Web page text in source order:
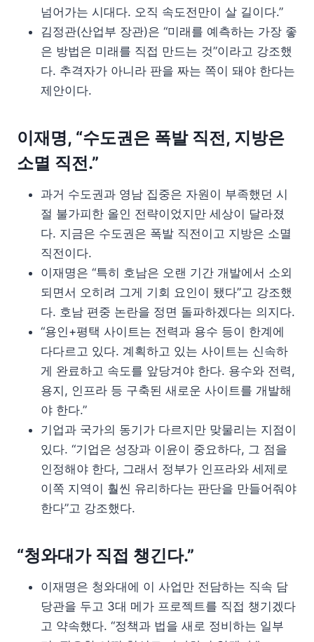
넘어가는 시대다. 오직 속도전만이 살 길이다.”
김정관(산업부 장관)은 “미래를 예측하는 가장 좋
은 방법은 미래를 직접 만드는 것”이라고 강조했
다. 추격자가 아니라 판을 짜는 쪽이 돼야 한다는
제안이다.
이재명, “수도권은 폭발 직전, 지방은
소멸 직전.”
과거 수도권과 영남 집중은 자원이 부족했던 시
절 불가피한 올인 전략이었지만 세상이 달라졌
다. 지금은 수도권은 폭발 직전이고 지방은 소멸
직전이다.
이재명은 “특히 호남은 오랜 기간 개발에서 소외
되면서 오히려 그게 기회 요인이 됐다”고 강조했
다. 호남 편중 논란을 정면 돌파하겠다는 의지다.
“용인+평택 사이트는 전력과 용수 등이 한계에
다다르고 있다. 계획하고 있는 사이트는 신속하
게 완료하고 속도를 앞당겨야 한다. 용수와 전력,
용지, 인프라 등 구축된 새로운 사이트를 개발해
야 한다.”
기업과 국가의 동기가 다르지만 맞물리는 지점이
있다. “기업은 성장과 이윤이 중요하다, 그 점을
인정해야 한다, 그래서 정부가 인프라와 세제로
이쪽 지역이 훨씬 유리하다는 판단을 만들어줘야
한다”고 강조했다.
“청와대가 직접 챙긴다.”
이재명은 청와대에 이 사업만 전담하는 직속 담
당관을 두고 3대 메가 프로젝트를 직접 챙기겠다
고 약속했다. “정책과 법을 새로 정비하는 일부